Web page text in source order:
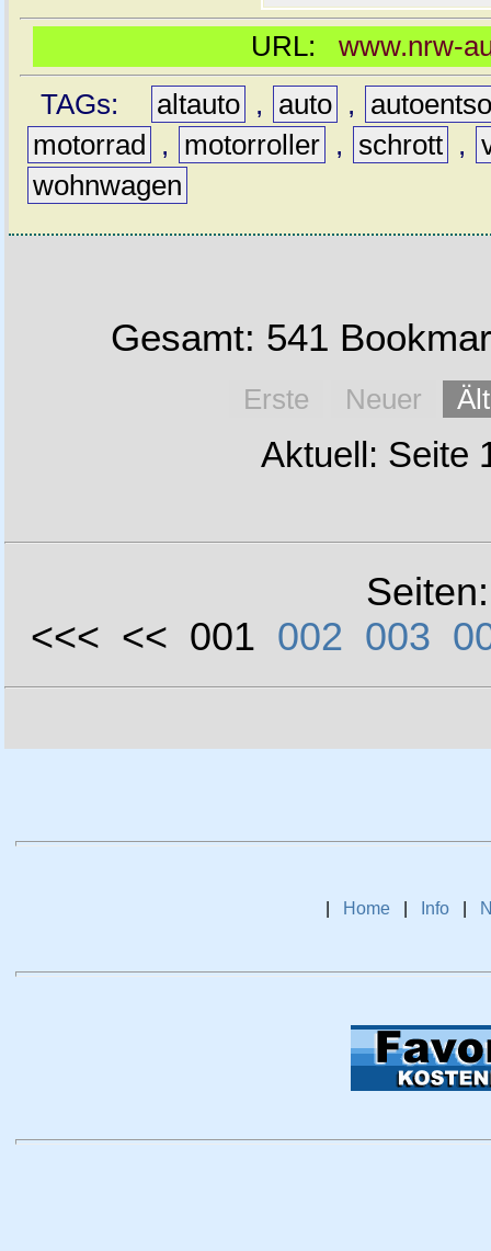
URL: www.nrw-
TAGs:
altauto , auto ,
motorrad
, motorroller , schrott ,
wohnwagen
Gesamt: 541
Erste Neuer
Aktuell: Seite
<<< << 001 002 003
Home Info